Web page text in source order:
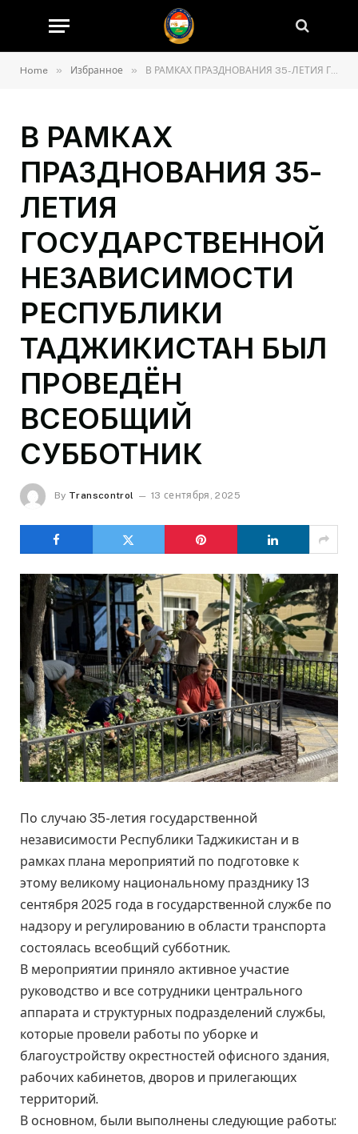
Home » Избранное » В РАМКАХ ПРАЗДНОВАНИЯ 35-ЛЕТИЯ ГОСУДАРСТВЕННОЙ НЕЗАВИСИМОСТИ РЕСПУБЛИКИ ТАДЖИКИСТАН БЫЛ ПРОВЕДЁН ВСЕОБЩИЙ СУББОТНИК
В РАМКАХ
ПРАЗДНОВАНИЯ 35-
ЛЕТИЯ
ГОСУДАРСТВЕННОЙ
НЕЗАВИСИМОСТИ
РЕСПУБЛИКИ
ТАДЖИКИСТАН БЫЛ
ПРОВЕДЁН
ВСЕОБЩИЙ
СУББОТНИК
By Transcontrol 13 сентября, 2025
По случаю 35-летия государственной
независимости Республики Таджикистан и в
рамках плана мероприятий по подготовке к
этому великому национальному празднику 13
сентября 2025 года в государственной службе по
надзору и регулированию в области транспорта
состоялась всеобщий субботник.
В мероприятии приняло активное участие
руководство и все сотрудники центрального
аппарата и структурных подразделений службы,
которые провели работы по уборке и
благоустройству окрестностей офисного здания,
рабочих кабинетов, дворов и прилегающих
территорий.
В основном, были выполнены следующие работы: